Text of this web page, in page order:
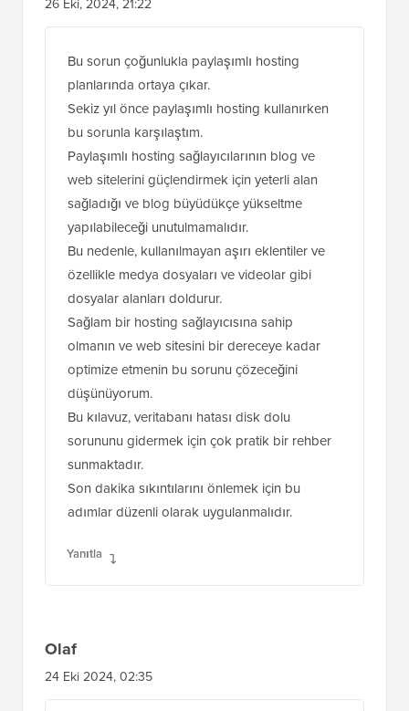
26 Eki, 2024, 21:22
Bu sorun çoğunlukla paylaşımlı hosting
planlarında ortaya çıkar.
Sekiz yıl önce paylaşımlı hosting kullanırken
bu sorunla karşılaştım.
Paylaşımlı hosting sağlayıcılarının blog ve
web sitelerini güçlendirmek için yeterli alan
sağladığı ve blog büyüdükçe yükseltme
yapılabileceği unutulmamalıdır.
Bu nedenle, kullanılmayan aşırı eklentiler ve
özellikle medya dosyaları ve videolar gibi
dosyalar alanları doldurur.
Sağlam bir hosting sağlayıcısına sahip
olmanın ve web sitesini bir dereceye kadar
optimize etmenin bu sorunu çözeceğini
düşünüyorum.
Bu kılavuz, veritabanı hatası disk dolu
sorununu gidermek için çok pratik bir rehber
sunmaktadır.
Son dakika sıkıntılarını önlemek için bu
adımlar düzenli olarak uygulanmalıdır.
Yanıtla
Olaf
24 Eki 2024, 02:35